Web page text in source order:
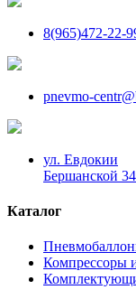
8(965)472-22-
pnevmo-
ул. Евдокии
Бершанской
Каталог
Компрессоры